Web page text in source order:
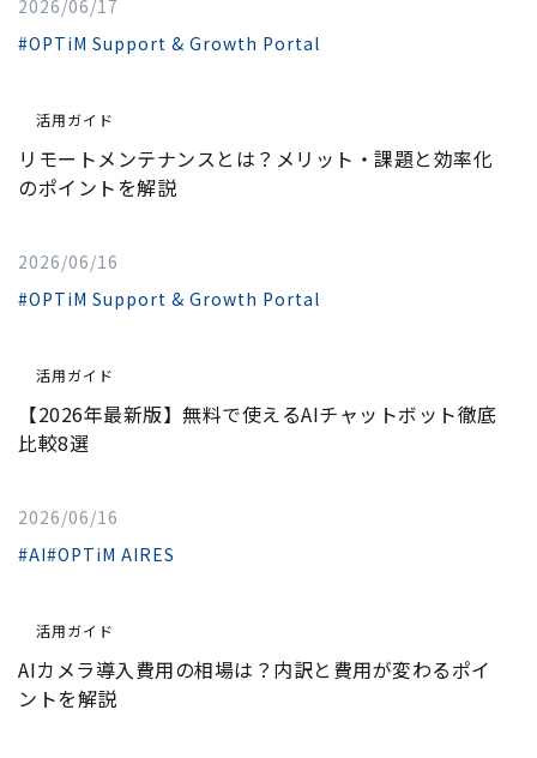
2026/06/17
#OPTiM Support & Growth Portal
活用ガイド
リモートメンテナンスとは？メリット・課題と効率化
のポイントを解説
2026/06/16
#OPTiM Support & Growth Portal
活用ガイド
【2026年最新版】無料で使えるAIチャットボット徹底
比較8選
2026/06/16
#AI#OPTiM AIRES
活用ガイド
AIカメラ導入費用の相場は？内訳と費用が変わるポイ
ントを解説